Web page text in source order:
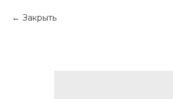
Закрыть